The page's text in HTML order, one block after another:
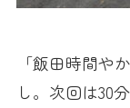
「飯田時間や
し。次回は30